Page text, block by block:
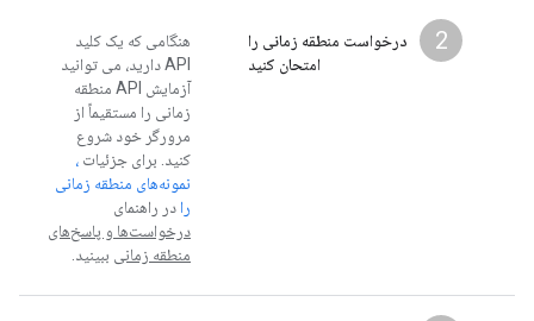
2
درخواست منطقه زمانی را
امتحان کنید
هنگامی که یک کلید
API دارید، می توانید
آزمایش API منطقه
زمانی را مستقیماً از
مرورگر خود شروع
کنید. برای جزئیات ،
نمونه‌های منطقه زمانی
را در راهنمای
درخواست‌ها و پاسخ‌های
منطقه زمانی ببینید.